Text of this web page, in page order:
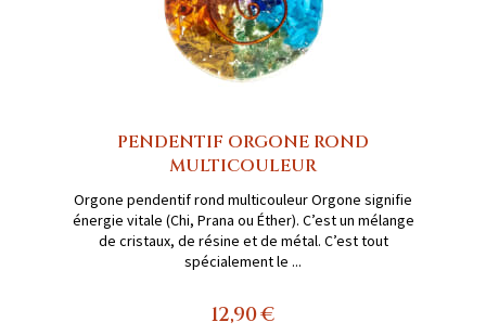
PENDENTIF ORGONE ROND
MULTICOULEUR
Orgone pendentif rond multicouleur Orgone signifie
énergie vitale (Chi, Prana ou Éther). C’est un mélange
de cristaux, de résine et de métal. C’est tout
spécialement le ...
12,90 €